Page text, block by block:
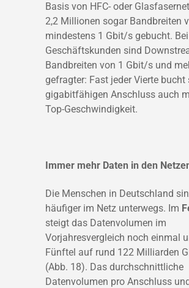
Basis von HFC- oder
2,2 Millionen sogar Bandbreiten
mindestens 1 Gbit/s gebucht.
Geschäftskunden sind
Bandbreiten von 1 Gbit/s und
gefragter: Fast jeder Vierte bucht
gigabitfähigen Anschluss auch
Top-Geschwindigkeit.
Immer mehr Daten in den
Die Menschen in Deutschland
häufiger im Netz unterwegs. Im
steigt das Datenvolumen im
Vorjahresvergleich noch einmal
Fünftel auf rund 122 Milliarden
(Abb. 18). Das durchschnittliche
Datenvolumen pro Anschluss